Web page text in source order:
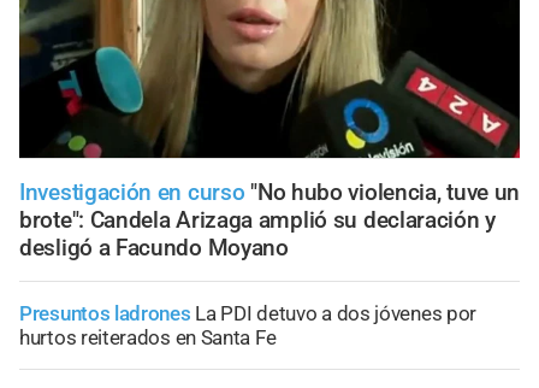
Investigación en curso "No hubo violencia, tuve un
brote": Candela Arizaga amplió su declaración y
desligó a Facundo Moyano
Presuntos ladrones La PDI detuvo a dos jóvenes por
hurtos reiterados en Santa Fe